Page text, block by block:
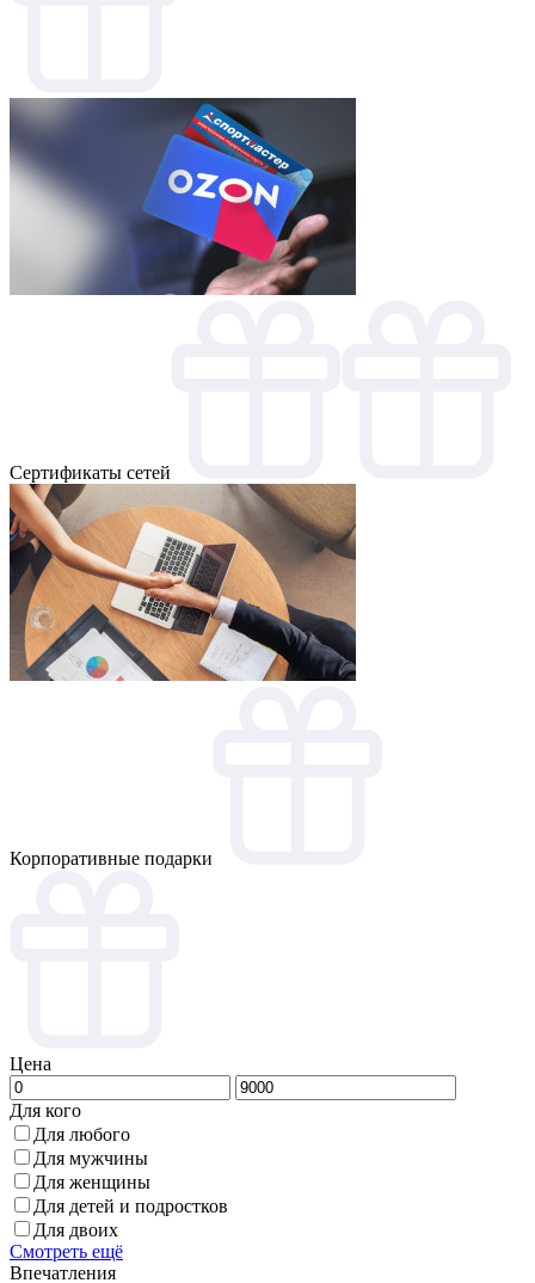
Cертификаты сетей
Корпоративные подарки
Цена
Для кого
Для любого
Для мужчины
Для женщины
Для детей и подростков
Для двоих
Смотреть ещё
Впечатления